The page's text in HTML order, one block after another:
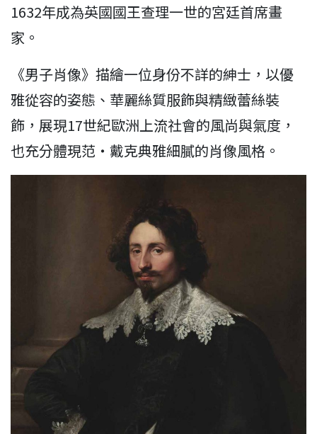
1632年成為英國國王查理一世的宮廷首席畫
家。
《男子肖像》描繪一位身份不詳的紳士，以優
雅從容的姿態、華麗絲質服飾與精緻蕾絲裝
飾，展現17世紀歐洲上流社會的風尚與氣度，
也充分體現范・戴克典雅細膩的肖像風格。